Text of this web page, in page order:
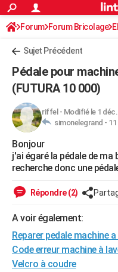
ACTUALITÉS
Politique
Société
Faits Divers
Education
Monde
Villes
+
Programme TV
TNTStreaming
Cinéma
Sorties cinéma
Musique
+FINANCE
Retraite
Impôts
Epargne
Immobilier
Risques naturels par ville
Banque
Assurance
Crédit
AUTO
Essais
Réserver un essai
Citadines
Berlines
SUV
Forum auto
HIGH-TECH
Mobiles
Meilleur smartphone
Internet
Ordinateurs
Jeux vidéo
Guide high-tech
+
BRICOLAGE
WEEK-END
Art de vivre
Bien-être
Loisirs
ModeModes de vie
SANTE
Alimentation
Guide de la santé
Maladies
Médicaments
Sommeil
Forum Forum Bricolage
Sujet Précédent
Pédale pour
(FUTURA 10 000)
riffel - Modifié le 1 déc.
simonelegrand -
Bonjour
j'ai égaré la pédale de
recherche donc une
Répondre (2)
A voir également:
Reparer pedale machine
Code erreur machine à
Velcro à coudre